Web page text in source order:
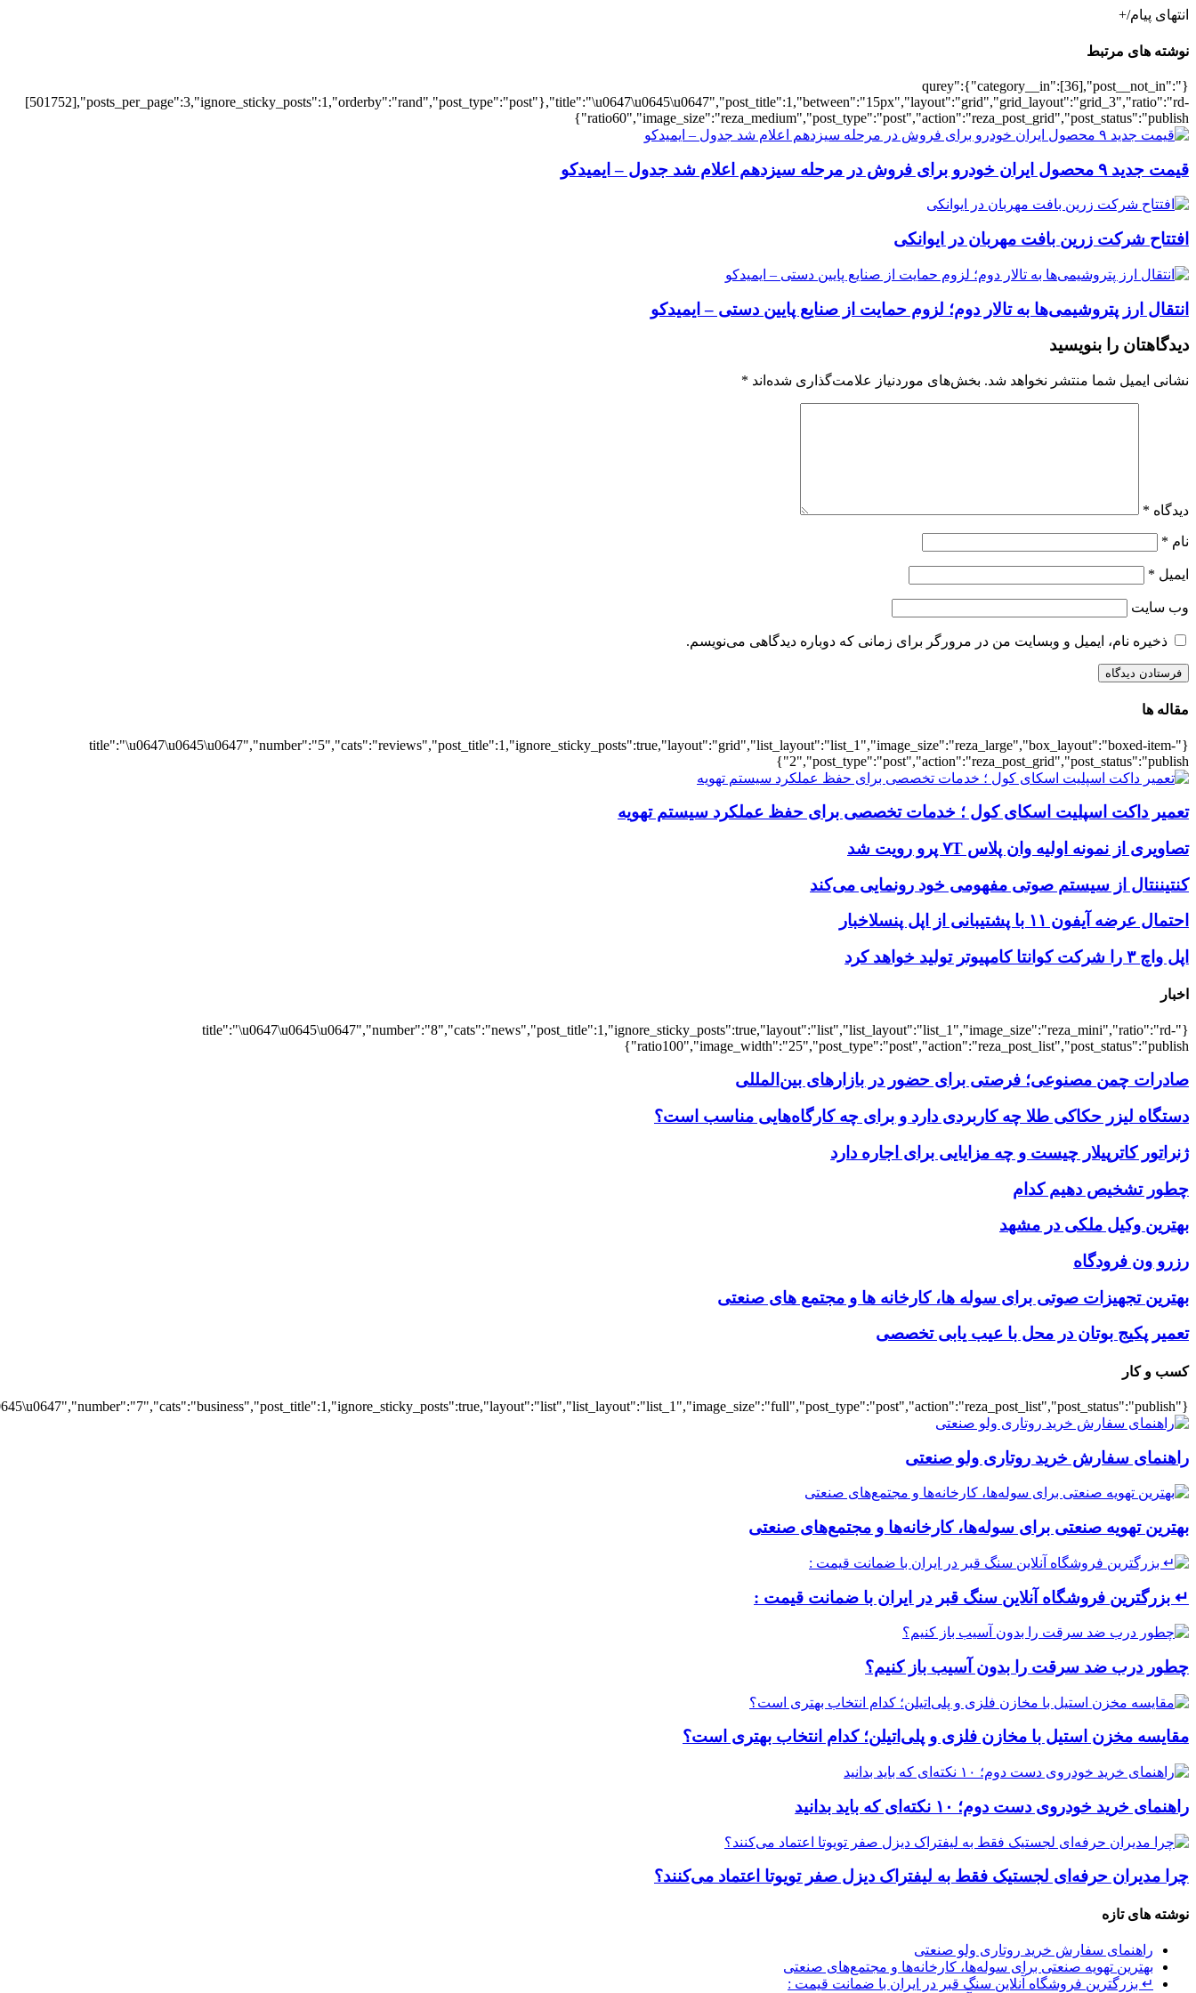
انتهای پیام/+
نوشته های مرتبط
{"qurey":{"category__in":[36],"post__not_in":
[501752],"posts_per_page":3,"ignore_sticky_posts":1,"orderby":"rand","post_type":"post"},"title":"\u0647\u0645\u0647","post_title":1,"between":"15px","layout":"grid","grid_layout":"grid_3","ratio":"rd-
ratio60","image_size":"reza_medium","post_type":"post","action":"reza_post_grid","post_status":"publish"}
قیمت جدید ۹ محصول ایران خودرو برای فروش در مرحله سیزدهم اعلام شد جدول – ایمیدکو
افتتاح شرکت زرین بافت مهربان در ایوانکی
انتقال ارز پتروشیمی‌ها به تالار دوم؛ لزوم حمایت از صنایع پایین دستی – ایمیدکو
دیدگاهتان را بنویسید
نشانی ایمیل شما منتشر نخواهد شد. بخش‌های موردنیاز علامت‌گذاری شده‌اند *
دیدگاه *
نام *
ایمیل *
وب‌ سایت
ذخیره نام، ایمیل و وبسایت من در مرورگر برای زمانی که دوباره دیدگاهی می‌نویسم.
مقاله ها
{"title":"\u0647\u0645\u0647","number":"5","cats":"reviews","post_title":1,"ignore_sticky_posts":true,"layout":"grid","list_layout":"list_1","image_size":"reza_large","box_layout":"boxed-item-
2","post_type":"post","action":"reza_post_grid","post_status":"publish"}
تعمیر داکت اسپلیت اسکای کول ؛ خدمات تخصصی برای حفظ عملکرد سیستم تهویه
تصاویری از نمونه اولیه وان پلاس ۷T پرو رویت شد
کنتیننتال از سیستم صوتی مفهومی خود رونمایی می‌کند
احتمال عرضه آیفون ۱۱ با پشتیبانی از اپل پنسلاخبار
اپل واچ ۳ را شرکت کوانتا کامپیوتر تولید خواهد کرد
اخبار
{"title":"\u0647\u0645\u0647","number":"8","cats":"news","post_title":1,"ignore_sticky_posts":true,"layout":"list","list_layout":"list_1","image_size":"reza_mini","ratio":"rd-
ratio100","image_width":"25","post_type":"post","action":"reza_post_list","post_status":"publish"}
صادرات چمن مصنوعی؛ فرصتی برای حضور در بازارهای بین‌المللی
دستگاه لیزر حکاکی طلا چه کاربردی دارد و برای چه کارگاه‌هایی مناسب است؟
ژنراتور کاترپیلار چیست و چه مزایایی برای اجاره دارد
چطور تشخیص دهیم کدام
بهترین وکیل ملکی در مشهد
رزرو ون فرودگاه
بهترین تجهیزات صوتی برای سوله‌ ها، کارخانه‌ ها و مجتمع‌ های صنعتی
تعمیر پکیج بوتان در محل با عیب یابی تخصصی
کسب و کار
{"title":"\u0647\u0645\u0647","number":"7","cats":"business","post_title":1,"ignore_sticky_posts":true,"layout":"list","list_layout":"list_1","image_size":"full","post_type":"post","action":"reza_post_list","post_status":"publish"}
راهنمای سفارش خرید روتاری ولو صنعتی
بهترین تهویه صنعتی برای سوله‌ها، کارخانه‌ها و مجتمع‌های صنعتی
↵ بزرگترین فروشگاه آنلاین سنگ قبر در ایران با ضمانت قیمت :
چطور درب ضد سرقت را بدون آسیب باز کنیم؟
مقایسه مخزن استیل با مخازن فلزی و پلی‌اتیلن؛ کدام انتخاب بهتری است؟
راهنمای خرید خودروی دست دوم؛ ۱۰ نکته‌ای که باید بدانید
چرا مدیران حرفه‌ای لجستیک فقط به لیفتراک دیزل صفر تویوتا اعتماد می‌کنند؟
نوشته های تازه
راهنمای سفارش خرید روتاری ولو صنعتی
بهترین تهویه صنعتی برای سوله‌ها، کارخانه‌ها و مجتمع‌های صنعتی
↵ بزرگترین فروشگاه آنلاین سنگ قبر در ایران با ضمانت قیمت :